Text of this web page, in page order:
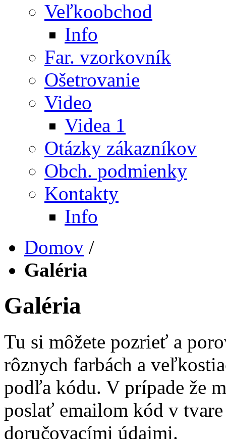
Veľkoobchod
Info
Far. vzorkovník
Ošetrovanie
Video
Videa 1
Otázky zákazníkov
Obch. podmienky
Kontakty
Info
Domov /
Galéria
Galéria
Tu si môžete pozrieť a
rôznych farbách a
podľa kódu. V prípade že
poslať emailom kód v
doručovacími údajmi.